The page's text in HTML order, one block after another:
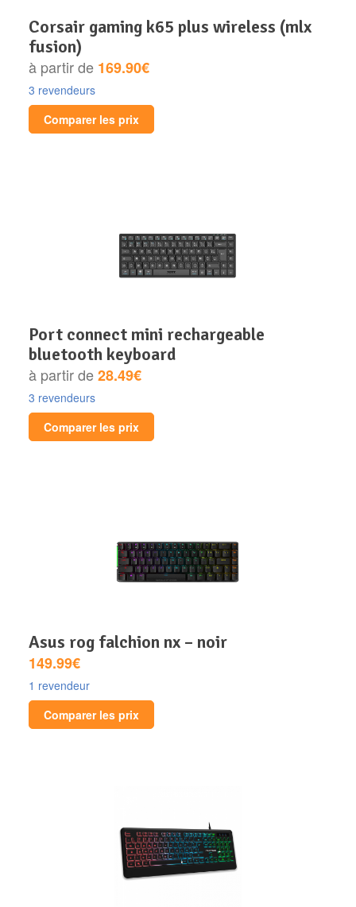
corsair gaming k65 plus wireless (mlx
fusion)
à partir de 169.90€
3 revendeurs
Comparer les prix
port connect mini rechargeable
bluetooth keyboard
à partir de28.49€
3 revendeurs
Comparer les prix
asus rog falchion nx – noir
149.99€
1 revendeur
Comparer les prix